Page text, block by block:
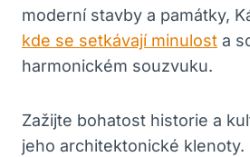
moderní stavby a památky,
kde se setkávají minulost a
harmonickém souzvuku.
Zažijte bohatost historie a
jeho architektonické klenoty.